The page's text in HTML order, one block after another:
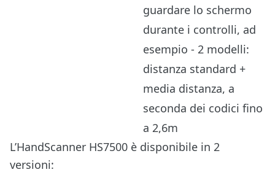
guardare lo schermo
durante i controlli, ad
esempio - 2 modelli:
distanza standard +
media distanza, a
seconda dei codici fino
a 2,6m
L’HandScanner HS7500 è disponibile in 2
versioni: